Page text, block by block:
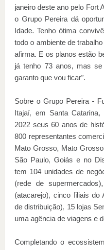
janeiro deste ano pelo Fort
o Grupo Pereira dá
Idade. Tenho ótima
todo o ambiente de
afirma. E os planos estão
já tenho 73 anos, mas
garanto que vou ficar”.
Sobre o Grupo Pereira -
Itajaí, em Santa
2022 seus 60 anos de
800 representantes
Mato Grosso, Mato
São Paulo, Goiás e no
tem 104 unidades de
(rede de
(atacarejo), cinco filiais do
de distribuição), 15 lojas
uma agência de viagens e
Completando o